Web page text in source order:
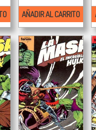
AÑADIR AL CARRITO